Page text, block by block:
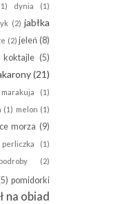
dynia (1)
(2) jabłka
(2) jeleń (8)
koktajle (5)
(21)
marakuja (1)
(1) melon (1)
morza (9)
perliczka (1)
podroby (2)
pomidorki
na obiad